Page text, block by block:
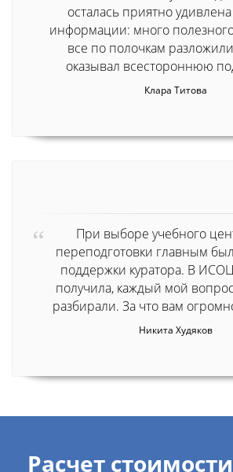
осталась приятно
информации: много
все по полочкам
оказывал всестороннюю
Клара Титова
При выборе учебного
переподготовки главным
поддержки куратора. В
получила, каждый мой
разбирали. За что вам
Никита Худяков
Расчет